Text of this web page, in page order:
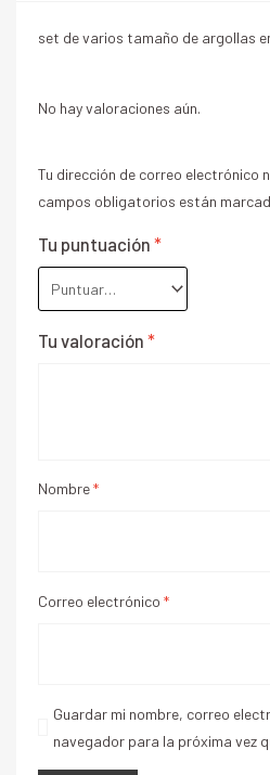
set de varios tamaño de argollas
No hay valoraciones aún.
Tu dirección de correo electrónico
campos obligatorios están
Tu puntuación *
Tu valoración *
Nombre*
Correo electrónico *
Guardar mi nombre, correo
navegador para la próxima vez